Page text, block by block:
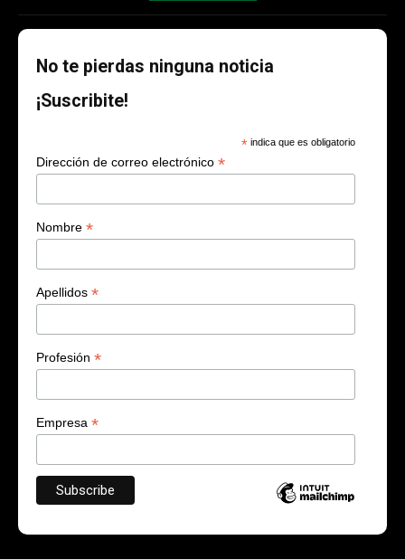
No te pierdas ninguna noticia
¡Suscribite!
* indica que es obligatorio
Dirección de correo electrónico *
Nombre *
Apellidos *
Profesión *
Empresa *